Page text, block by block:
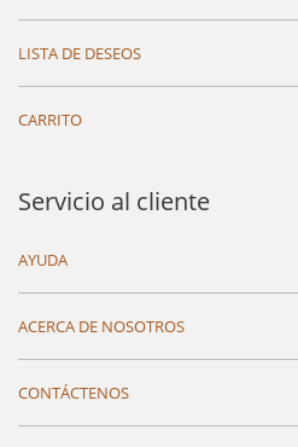
LISTA DE DESEOS
CARRITO
Servicio al cliente
AYUDA
ACERCA DE NOSOTROS
CONTÁCTENOS